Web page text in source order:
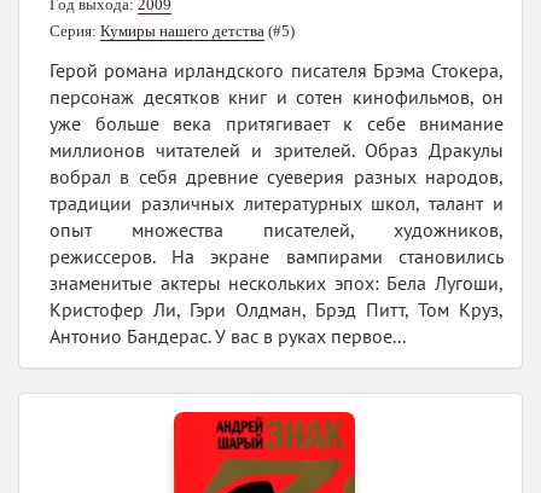
Год выхода: 2009
Серия: Кумиры нашего детства (#5)
Герой романа ирландского писателя Брэма Стокера,
персонаж десятков книг и сотен кинофильмов, он
уже больше века притягивает к себе внимание
миллионов читателей и зрителей. Образ Дракулы
вобрал в себя древние суеверия разных народов,
традиции различных литературных школ, талант и
опыт множества писателей, художников,
режиссеров. На экране вампирами становились
знаменитые актеры нескольких эпох: Бела Лугоши,
Кристофер Ли, Гэри Олдман, Брэд Питт, Том Круз,
Антонио Бандерас. У вас в руках первое...